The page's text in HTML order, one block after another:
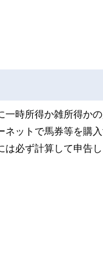
時所得か雑所得か
ットで馬券等を購
必ず計算して申告し